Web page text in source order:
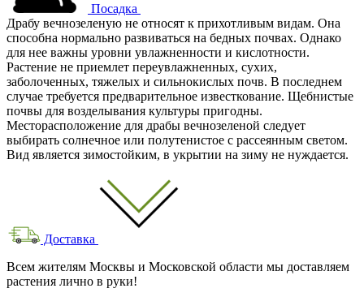
Посадка
Драбу вечнозеленую не относят к прихотливым видам. Она
способна нормально развиваться на бедных почвах. Однако
для нее важны уровни увлажненности и кислотности.
Растение не приемлет переувлажненных, сухих,
заболоченных, тяжелых и сильнокислых почв. В последнем
случае требуется предварительное известкование. Щебнистые
почвы для возделывания культуры пригодны.
Месторасположение для драбы вечнозеленой следует
выбирать солнечное или полутенистое с рассеянным светом.
Вид является зимостойким, в укрытии на зиму не нуждается.
Доставка
Всем жителям Москвы и Московской области мы доставляем
растения лично в руки!